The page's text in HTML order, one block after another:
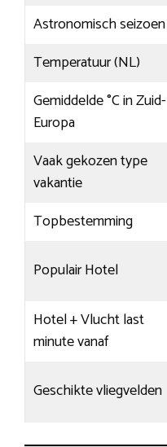
Astronomisch seizoen
Temperatuur (NL)
Gemiddelde °C in Zuid-
Europa
Vaak gekozen type
vakantie
Topbestemming
Populair Hotel
Hotel + Vlucht last
minute vanaf
Geschikte vliegvelden